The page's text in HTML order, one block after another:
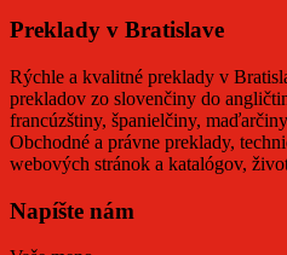
Preklady v Bratislave
Rýchle a kvalitné preklady v
prekladov zo slovenčiny do
francúzštiny, španielčiny,
Obchodné a právne preklady,
webových stránok a katalógov,
Napíšte nám